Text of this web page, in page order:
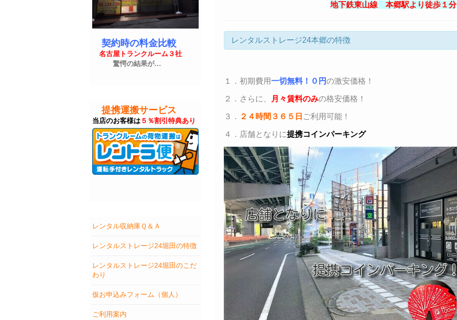
契約時の料金比較
名古屋トランクルーム３社
驚愕の結果が…
提携運搬サービス
当店のお客様は５％割引特典あり
レンタル収納庫Ｑ＆Ａ
レンタルストレージ24堀田の特徴
レンタルストレージ24堀田のこだ
わり
仮お申込みフォーム（個人）
ご利用案内
地下鉄東山線 本郷駅より徒歩１分
レンタルストレージ24本郷の特徴
１．初期費用一切無料！０円の激安価格！
２．さらに、 月々賃料のみの格安価格！
３． ２４時間３６５日 ご利用可能！
４． 店舗となりに提携コインパーキング